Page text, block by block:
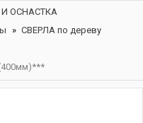
ОСНАСТКА
СВЕРЛА по дереву